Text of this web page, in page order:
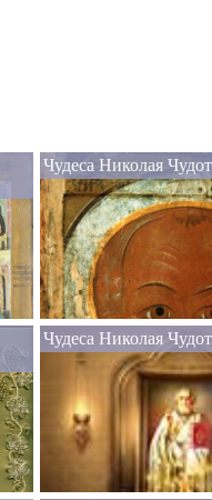
Чудеса Николая
Чудеса Николая